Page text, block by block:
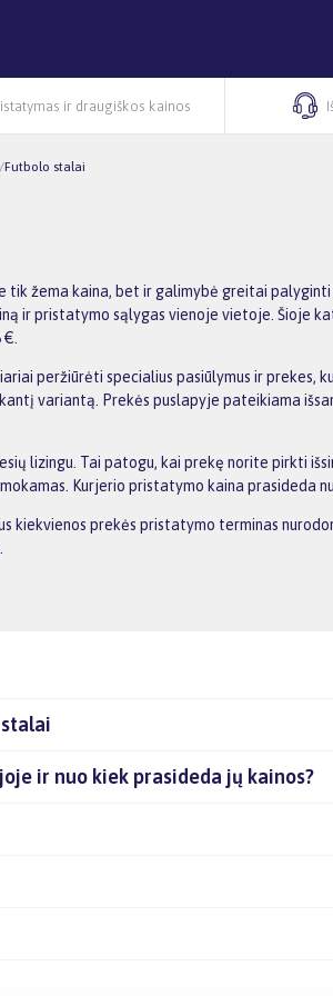
ir draugiškos kainos
/Futbolo stalai
žema kaina, bet ir galimybė greitai
ir pristatymo sąlygas vienoje vietoje. Šioje
peržiūrėti specialius pasiūlymus ir
variantą. Prekės puslapyje pateikiama
lizingu. Tai patogu, kai prekę norite
Kurjerio pristatymo kaina prasideda
kiekvienos prekės pristatymo terminas
ir nuo kiek prasideda jų kainos?